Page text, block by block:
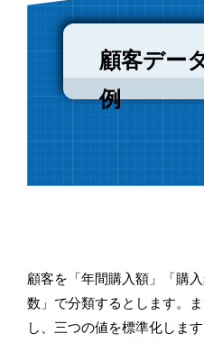
顧客デー
例
顧客を「年間購入額」「購
数」で分類するとします。
し、三つの値を標準化しま